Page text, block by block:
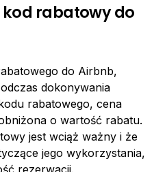
rabatowy do
do Airbnb,
dokonywania
rabatowego, cena
o wartość rabatu.
jest wciąż ważny i że
jego wykorzystania,
rezerwacji.